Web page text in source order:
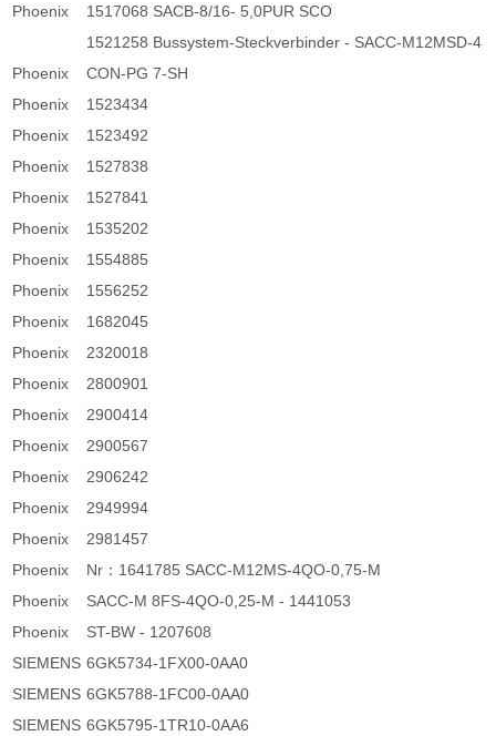
Phoenix
1517068 SACB-8/16- 5,0PUR SCO
Phoenix
1521258 Bussystem-Steckverbinder - SACC-M12MSD-4
CON-PG 7-SH
Phoenix
1523434
Phoenix
1523492
Phoenix
1527838
Phoenix
1527841
Phoenix
1535202
Phoenix
1554885
Phoenix
1556252
Phoenix
1682045
Phoenix
2320018
Phoenix
2800901
Phoenix
2900414
Phoenix
2900567
Phoenix
2906242
Phoenix
2949994
Phoenix
2981457
Phoenix
Nr：1641785 SACC-M12MS-4QO-0,75-M
Phoenix
SACC-M 8FS-4QO-0,25-M - 1441053
Phoenix
ST-BW - 1207608
SIEMENS 6GK5734-1FX00-0AA0
SIEMENS 6GK5788-1FC00-0AA0
SIEMENS 6GK5795-1TR10-0AA6